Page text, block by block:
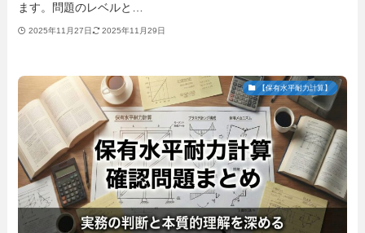
ます。問題のレベルと…
2025年11月27日 2025年11月29日
【保有水平耐力計算】